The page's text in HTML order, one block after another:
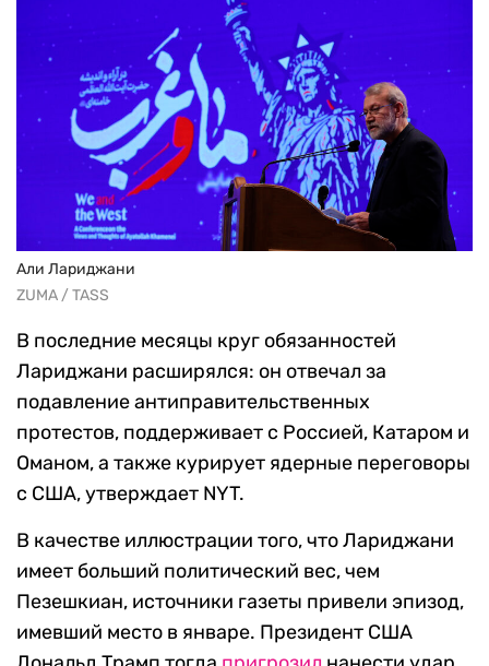
Али Лариджани
ZUMA / TASS
В последние месяцы круг обязанностей
Лариджани расширялся: он отвечал за
подавление антиправительственных
протестов, поддерживает с Россией, Катаром и
Оманом, а также курирует ядерные переговоры
с США, утверждает NYT.
В качестве иллюстрации того, что Лариджани
имеет больший политический вес, чем
Пезешкиан, источники газеты привели эпизод,
имевший место в январе. Президент США